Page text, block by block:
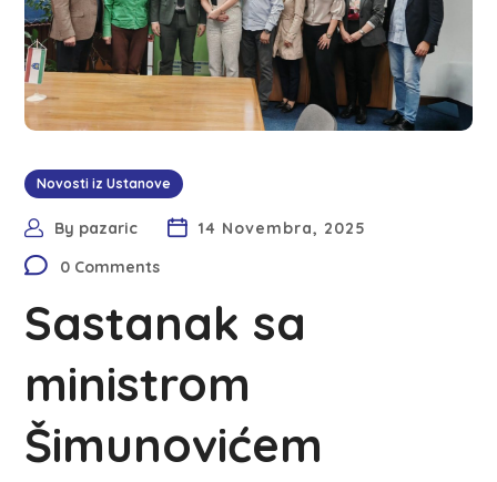
Novosti iz Ustanove
By pazaric
14 Novembra, 2025
0 Comments
Sastanak sa
ministrom
Šimunovićem